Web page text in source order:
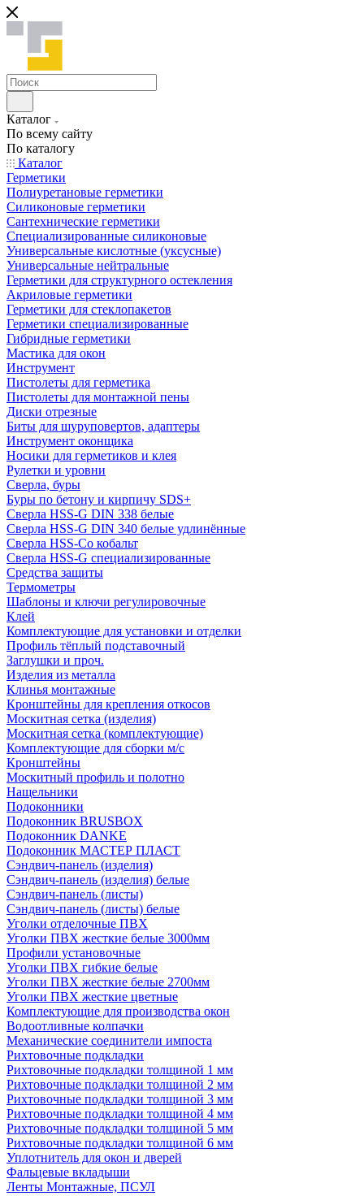
Каталог
По всему сайту
По каталогу
Каталог
Герметики
Полиуретановые герметики
Силиконовые герметики
Сантехнические герметики
Специализированные силиконовые
Универсальные кислотные (уксусные)
Универсальные нейтральные
Герметики для структурного остекления
Акриловые герметики
Герметики для стеклопакетов
Герметики специализированные
Гибридные герметики
Мастика для окон
Инструмент
Пистолеты для герметика
Пистолеты для монтажной пены
Диски отрезные
Биты для шуруповертов, адаптеры
Инструмент оконщика
Носики для герметиков и клея
Рулетки и уровни
Сверла, буры
Буры по бетону и кирпичу SDS+
Сверла HSS-G DIN 338 белые
Сверла HSS-G DIN 340 белые удлинённые
Сверла HSS-Co кобальт
Сверла HSS-G специализированные
Средства защиты
Термометры
Шаблоны и ключи регулировочные
Клей
Комплектующие для установки и отделки
Профиль тёплый подставочный
Заглушки и проч.
Изделия из металла
Клинья монтажные
Кронштейны для крепления откосов
Москитная сетка (изделия)
Москитная сетка (комплектующие)
Комплектующие для сборки м/с
Кронштейны
Москитный профиль и полотно
Нащельники
Подоконники
Подоконник BRUSBOX
Подоконник DANKE
Подоконник МАСТЕР ПЛАСТ
Сэндвич-панель (изделия)
Сэндвич-панель (изделия) белые
Сэндвич-панель (листы)
Сэндвич-панель (листы) белые
Уголки отделочные ПВХ
Уголки ПВХ жесткие белые 3000мм
Профили установочные
Уголки ПВХ гибкие белые
Уголки ПВХ жесткие белые 2700мм
Уголки ПВХ жесткие цветные
Комплектующие для производства окон
Водоотливные колпачки
Механические соединители импоста
Рихтовочные подкладки
Рихтовочные подкладки толщиной 1 мм
Рихтовочные подкладки толщиной 2 мм
Рихтовочные подкладки толщиной 3 мм
Рихтовочные подкладки толщиной 4 мм
Рихтовочные подкладки толщиной 5 мм
Рихтовочные подкладки толщиной 6 мм
Уплотнитель для окон и дверей
Фальцевые вкладыши
Ленты Монтажные, ПСУЛ